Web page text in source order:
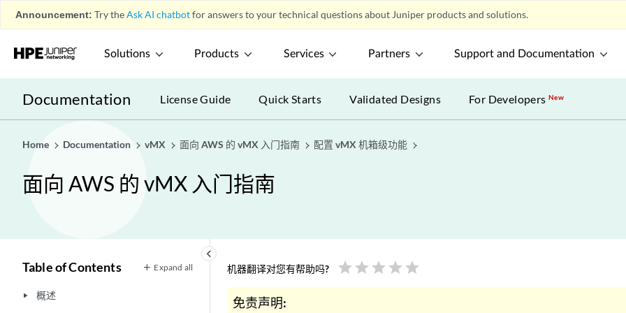
Announcement: Try theAsk AI chatbotfor answers to your technical questions about Juniper products and solutions.
Solutions Products Services Partners Support and Documentation
Documentation License Guide Quick Starts Validated Designs For DevelopersNew
Home Documentation vMX 面向 AWS 的 vMX 入门指南 配置 vMX 机箱级功能
面向 AWS 的 vMX 入门指南
keyboard_arrow_left
Table of Contents Expand all
play_arrow 概述
机器翻译对您有帮助吗? star star star star star
免责声明: